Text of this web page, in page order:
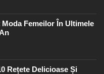
Femeilor În Ultimele
Rețete Delicioase Și